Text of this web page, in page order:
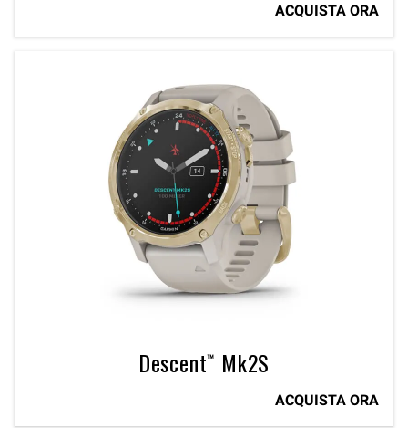
ACQUISTA ORA
Descent™ Mk2S
ACQUISTA ORA